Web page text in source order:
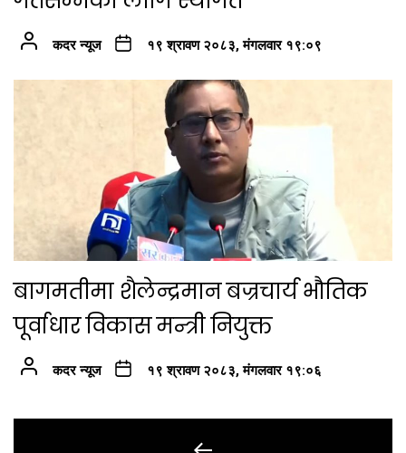
कदर न्यूज १९ श्रावण २०८३, मंगलवार १९:०९
बागमतीमा शैलेन्द्रमान बज्रचार्य भौतिक
पूर्वाधार विकास मन्त्री नियुक्त
कदर न्यूज १९ श्रावण २०८३, मंगलवार १९:०६